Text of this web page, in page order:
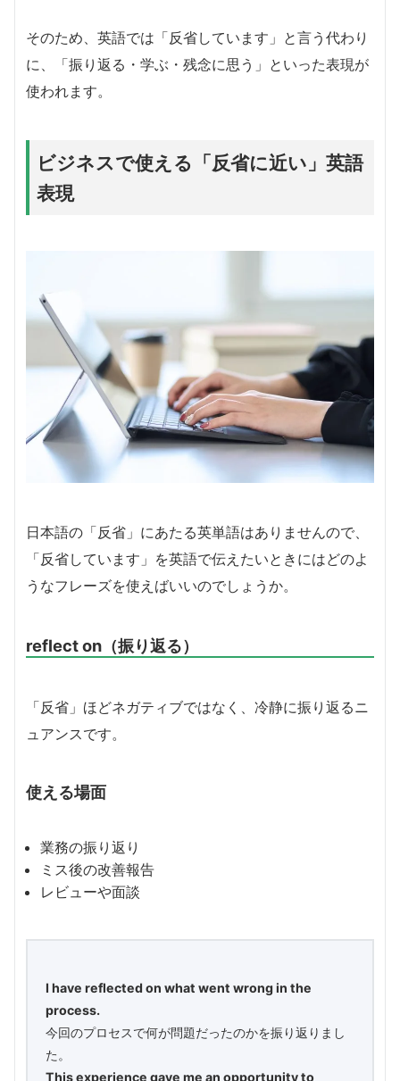
そのため、英語では「反省しています」と言う代わり
に、「振り返る・学ぶ・残念に思う」といった表現が
使われます。
ビジネスで使える「反省に近い」英語
表現
日本語の「反省」にあたる英単語はありませんので、
「反省しています」を英語で伝えたいときにはどのよ
うなフレーズを使えばいいのでしょうか。
reflect on（振り返る）
「反省」ほどネガティブではなく、冷静に振り返るニ
ュアンスです。
使える場面
業務の振り返り
ミス後の改善報告
レビューや面談
I have reflected on what went wrong in the
process.
今回のプロセスで何が問題だったのかを振り返りまし
た。
This experience gave me an opportunity to